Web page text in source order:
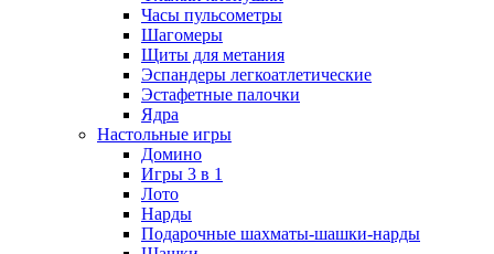
Часы пульсометры
Шагомеры
Щиты для метания
Эспандеры легкоатлетические
Эстафетные палочки
Ядра
Настольные игры
Домино
Игры 3 в 1
Лото
Нарды
Подарочные шахматы-шашки-нарды